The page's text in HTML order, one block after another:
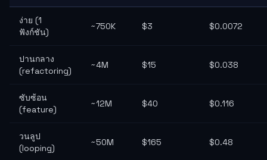
ง่าย (1
ฟังก์ชัน)
~750K $3 $0.0072
ปานกลาง
(refactoring)
~4M $15 $0.038
ซับซ้อน
(feature)
~12M $40 $0.116
วนลูป
(looping)
~50M $165 $0.48